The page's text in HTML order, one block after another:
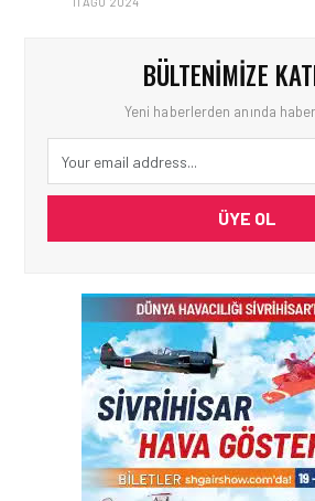
BÜLTENIMIZE
Yeni haberlerden anında
ÜYE OL